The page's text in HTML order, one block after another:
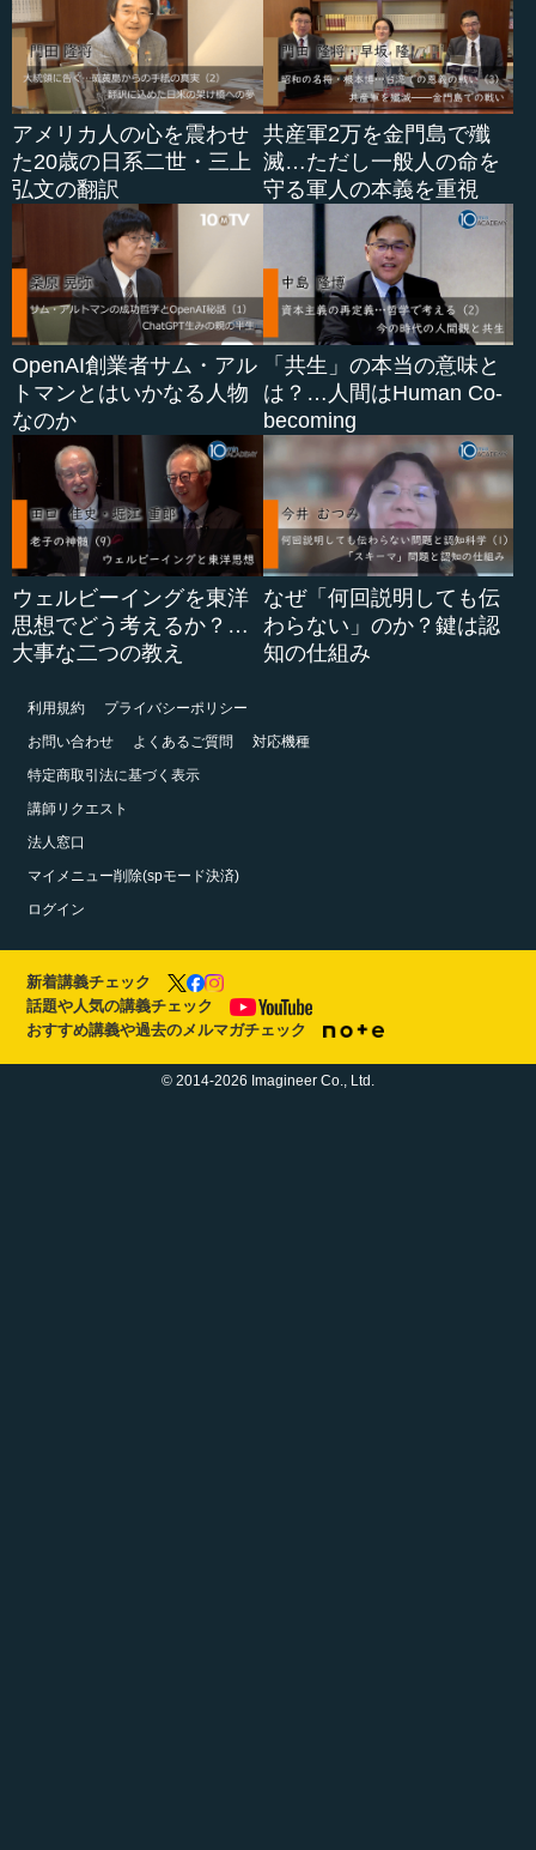
アメリカ人の心を震わせ
た20歳の日系二世・三上
弘文の翻訳
共産軍2万を金門島で殲
滅…ただし一般人の命を
守る軍人の本義を重視
OpenAI創業者サム・アル
トマンとはいかなる人物
なのか
「共生」の本当の意味と
は？…人間はHuman Co-
becoming
ウェルビーイングを東洋
思想でどう考えるか？…
大事な二つの教え
なぜ「何回説明しても伝
わらない」のか？鍵は認
知の仕組み
利用規約
プライバシーポリシー
お問い合わせ
よくあるご質問
対応機種
特定商取引法に基づく表示
講師リクエスト
法人窓口
マイメニュー削除(spモード決済)
ログイン
新着講義チェック
話題や人気の講義チェック
おすすめ講義や過去のメルマガチェック
© 2014-2026 Imagineer Co., Ltd.